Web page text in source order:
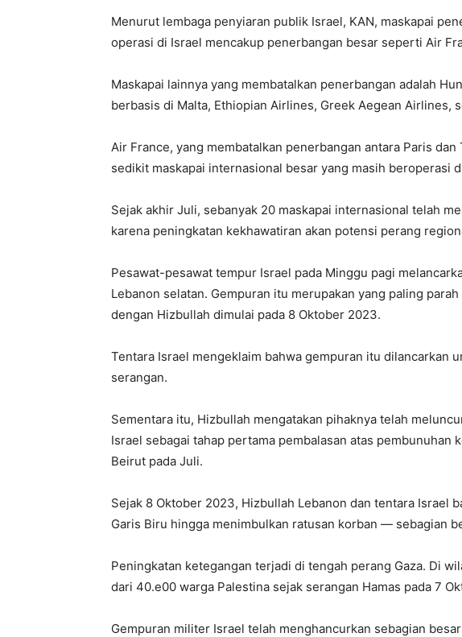
Menurut lembaga penyiaran publik Israel, KAN, maskapai
operasi di Israel mencakup penerbangan besar seperti Air
Maskapai lainnya yang membatalkan penerbangan adalah
berbasis di Malta, Ethiopian Airlines, Greek Aegean Airlines,
Air France, yang membatalkan penerbangan antara Paris
sedikit maskapai internasional besar yang masih beroperasi
Sejak akhir Juli, sebanyak 20 maskapai internasional telah
karena peningkatan kekhawatiran akan potensi perang
Pesawat-pesawat tempur Israel pada Minggu pagi
Lebanon selatan. Gempuran itu merupakan yang paling
dengan Hizbullah dimulai pada 8 Oktober 2023.
Tentara Israel mengeklaim bahwa gempuran itu dilancarkan
serangan.
Sementara itu, Hizbullah mengatakan pihaknya telah
Israel sebagai tahap pertama pembalasan atas pembunuhan
Beirut pada Juli.
Sejak 8 Oktober 2023, Hizbullah Lebanon dan tentara Israel
Garis Biru hingga menimbulkan ratusan korban — sebagian
Peningkatan ketegangan terjadi di tengah perang Gaza. Di
dari 40.e00 warga Palestina sejak serangan Hamas pada 7
Gempuran militer Israel telah menghancurkan sebagian